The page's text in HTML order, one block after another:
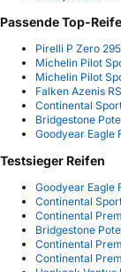
Passende Top-
Pirelli P Zero
Michelin Pilot
Michelin Pilot
Falken Azenis
Continental
Bridgestone
Goodyear Eagle
Testsieger Reifen
Goodyear Eagle
Continental
Continental
Bridgestone
Continental
Continental